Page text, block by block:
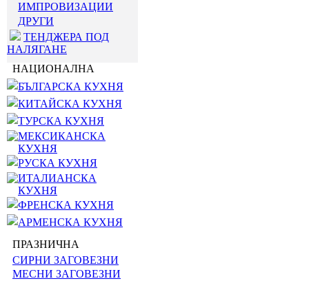
ИМПРОВИЗАЦИИ
ДРУГИ
ТЕНДЖЕРА ПОД
НАЛЯГАНЕ
НАЦИОНАЛНА
БЪЛГАРСКА КУХНЯ
КИТАЙСКА КУХНЯ
ТУРСКА КУХНЯ
МЕКСИКАНСКА
КУХНЯ
РУСКА КУХНЯ
ИТАЛИАНСКА
КУХНЯ
ФРЕНСКА КУХНЯ
АРМЕНСКА КУХНЯ
ПРАЗНИЧНА
СИРНИ ЗАГОВЕЗНИ
МЕСНИ ЗАГОВЕЗНИ